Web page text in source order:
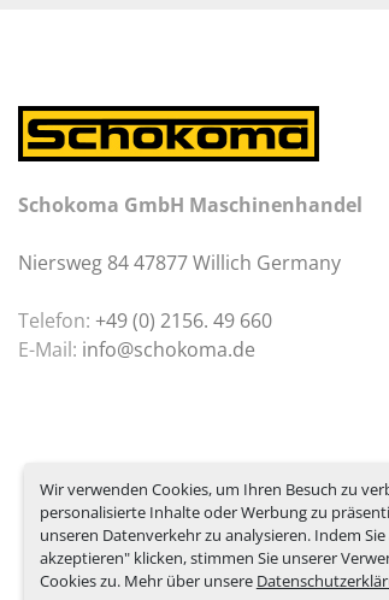
Wir verwenden Cookies, um Ihren Besuch zu
personalisierte Inhalte oder Werbung zu
unseren Datenverkehr zu analysieren. Indem Sie
akzeptieren" klicken, stimmen Sie unserer
Cookies zu. Mehr über unsere
Schokoma GmbH Maschinenhandel
Niersweg 84 47877 Willich Germany
Telefon: +49 (0) 2156. 49 660
E-Mail: info@schokoma.de